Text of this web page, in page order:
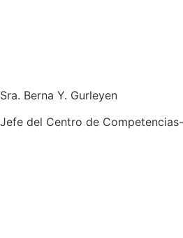
Sra. Berna Y. Gurleyen
Jefe del Centro de